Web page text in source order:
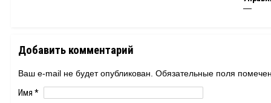
—
Добавить комментарий
Ваш e-mail не будет опубликован. Обязательные поля
Имя *